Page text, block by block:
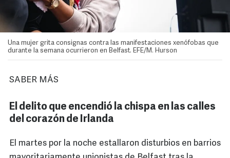
Una mujer grita consignas contra las manifestaciones xenófobas que
durante la semana ocurrieron en Belfast. EFE/M. Hurson
SABER MÁS
El delito que encendió la chispa en las calles
del corazón de Irlanda
El martes por la noche estallaron disturbios en barrios